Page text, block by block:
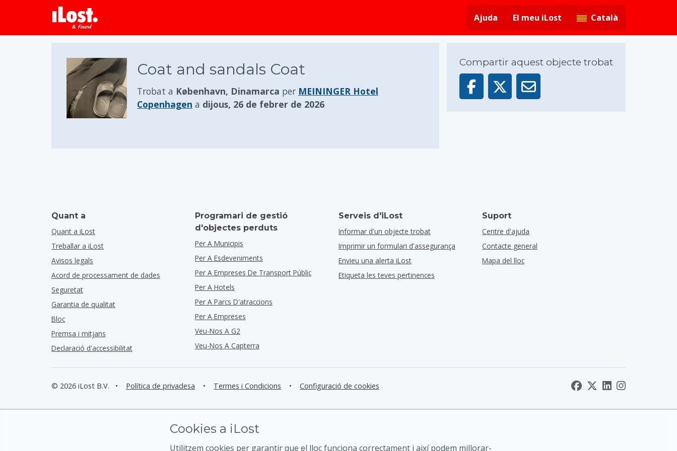
Ajuda
El meu iLost Català
Coat and sandals Coat
Trobat a København, Dinamarca per MEININGER Hotel
Copenhagen a dijous, 26 de febrer de 2026
Compartir aquest objecte trobat
Quant a
Quant a iLost
Treballar a iLost
Avisos legals
Acord de processament de dades
Seguretat
Garantia de qualitat
Bloc
Premsa i mitjans
Declaració d'accessibilitat
Programari de gestió
d'objectes perduts
Per A Municipis
Per A Esdeveniments
Per A Empreses De Transport Públic
Per A Hotels
Per A Parcs D'atraccions
Per A Empreses
Veu-Nos A G2
Veu-Nos A Capterra
Serveis d'iLost
Informar d'un objecte trobat
Imprimir un formulari d'assegurança
Envieu una alerta iLost
Etiqueta les teves pertinences
Suport
Centre d'ajuda
Contacte general
Mapa del lloc
© 2026 iLost B.V. • Política de privadesa • Termes i Condicions • Configuració de cookies
Cookies a iLost
Utilitzem cookies per garantir que el lloc funciona correctament i així podem millorar-